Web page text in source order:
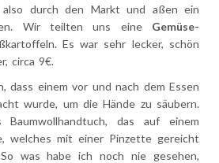
also durch den Markt und aßen ein
Wir teilten uns eine Gemüse-
Es war sehr lecker, schön
circa 9€.
dass einem vor und nach dem Essen
wurde, um die Hände zu säubern.
das auf einem
welches mit einer Pinzette gereicht
was habe ich noch nie gesehen,